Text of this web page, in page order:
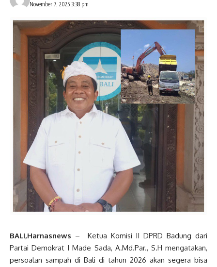
November 7, 2025 3:38 pm
BALI,Harnasnews – Ketua Komisi II DPRD Badung dari
Partai Demokrat I Made Sada, A.Md.Par., S.H mengatakan,
persoalan sampah di Bali di tahun 2026 akan segera bisa